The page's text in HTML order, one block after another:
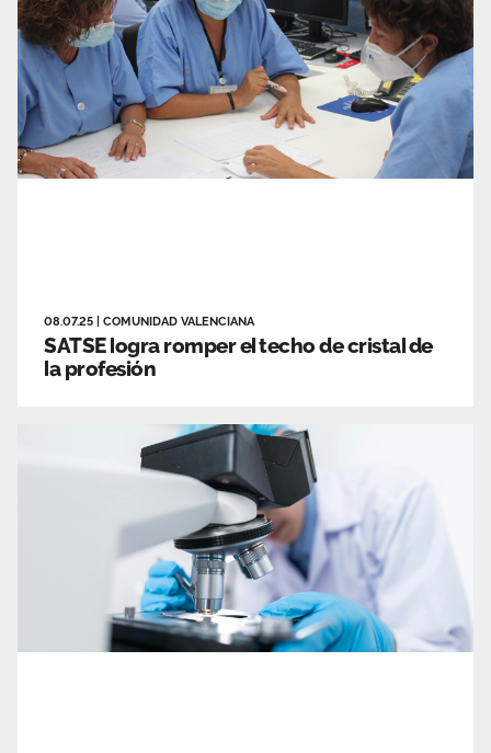
08.07.25 COMUNIDAD VALENCIANA
SATSE logra romper el techo de cristal de
la profesión